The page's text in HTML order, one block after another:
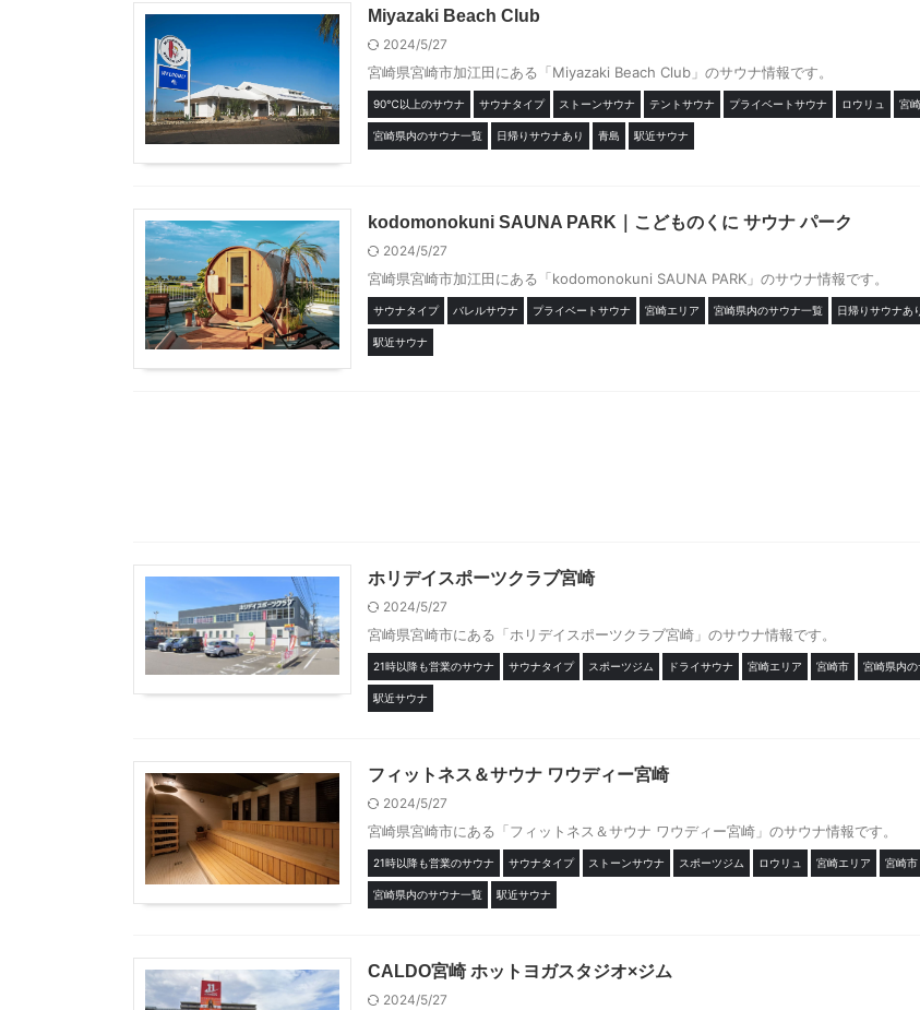
Miyazaki Beach Club
2024/5/27
宮崎県宮崎市加江田にある「Miyazaki Beach Club」のサウナ情報です。
90℃以上のサウナ サウナタイプ ストーンサウナ テントサウナ プライベートサウナ ロウリュ 宮
宮崎県内のサウナ一覧 日帰りサウナあり 青島 駅近サウナ
kodomonokuni SAUNA PARK｜こどものくに サウナ パーク
2024/5/27
宮崎県宮崎市加江田にある「kodomonokuni SAUNA PARK」のサウナ情報です。
サウナタイプ バレルサウナ プライベートサウナ 宮崎エリア 宮崎県内のサウナ一覧 日帰りサウナあ
駅近サウナ
ホリデイスポーツクラブ宮崎
2024/5/27
宮崎県宮崎市にある「ホリデイスポーツクラブ宮崎」のサウナ情報です。
21時以降も営業のサウナ サウナタイプ スポーツジム ドライサウナ 宮崎エリア 宮崎市 宮崎県内
駅近サウナ
フィットネス＆サウナ ワウディー宮崎
2024/5/27
宮崎県宮崎市にある「フィットネス＆サウナ ワウディー宮崎」のサウナ情報です。
21時以降も営業のサウナ サウナタイプ ストーンサウナ スポーツジム ロウリュ 宮崎エリア 宮崎市
宮崎県内のサウナ一覧 駅近サウナ
CALDO宮崎 ホットヨガスタジオ×ジム
2024/5/27